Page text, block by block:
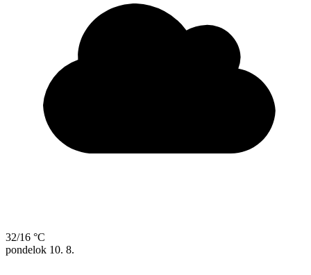
32/16 °C
pondelok 10. 8.